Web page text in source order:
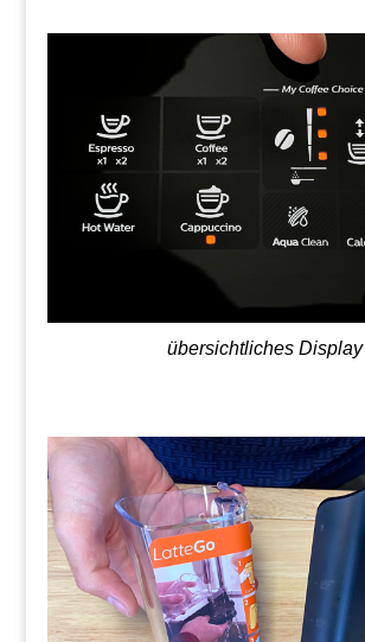
übersichtliches Display